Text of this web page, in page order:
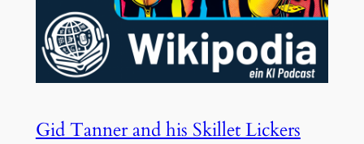
Gid Tanner and his Skillet Lickers